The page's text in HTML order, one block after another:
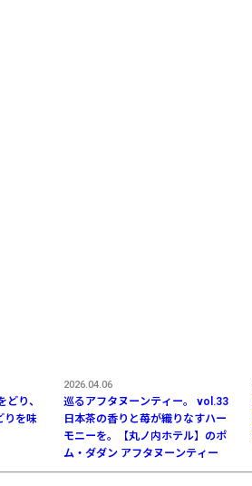
どり、
りを味
巡るアフタヌーンティー。 vol.33
日本茶の香りと苺が織りなすハー
モニーを。【丸ノ内ホテル】のポ
ム・ダダン アフタヌーンティー
2026.04.06